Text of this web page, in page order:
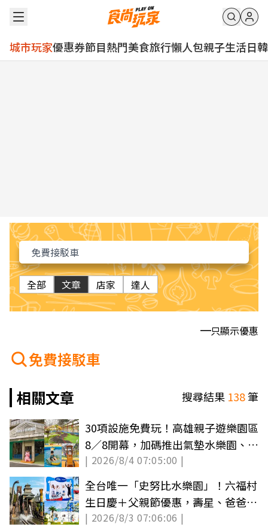
城市玩家優惠券節目熱門美食旅行懶人包親子生活日韓
全部 文章 店家 達人
只顯示優惠
免費接駁車
相關文章
搜尋結果 138筆
30項設施免費玩！高雄親子遊樂園區
8／8開幕，加碼推出氣墊水樂園、美
食市集
| 2026/8/4 07:05:00 |
全台唯一「史努比水樂園」！六福村
生日慶＋父親節優惠，壽星、爸爸免
費入園
| 2026/8/3 07:06:06 |